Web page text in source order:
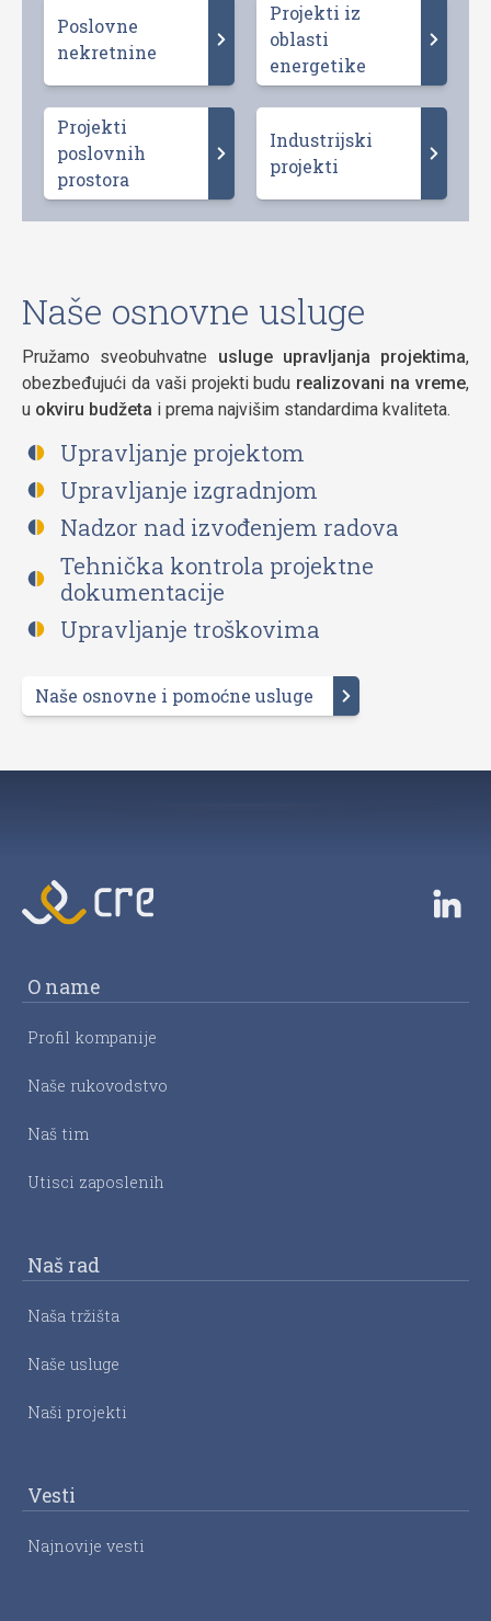
Poslovne
nekretnine
Projekti iz
oblasti
energetike
Projekti
poslovnih
prostora
Industrijski
projekti
Naše osnovne usluge
Pružamo sveobuhvatne usluge upravljanja projektima,
obezbeđujući da vaši projekti budu realizovani na vreme,
u okviru budžeta i prema najvišim standardima kvaliteta.
Upravljanje projektom
Upravljanje izgradnjom
Nadzor nad izvođenjem radova
Tehnička kontrola projektne
dokumentacije
Upravljanje troškovima
Naše osnovne i pomoćne usluge
O name
Profil kompanije
Naše rukovodstvo
Naš tim
Utisci zaposlenih
Naš rad
Naša tržišta
Naše usluge
Naši projekti
Vesti
Najnovije vesti